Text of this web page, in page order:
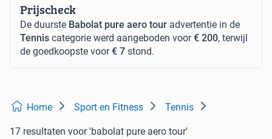
Prijscheck
De duurste Babolat pure aero tour advertentie in de
Tennis categorie werd aangeboden voor€ 200, terwijl
de goedkoopste voor€ 7 stond.
Home Sport en Fitness Tennis
17 resultaten voor 'babolat pure aero tour'